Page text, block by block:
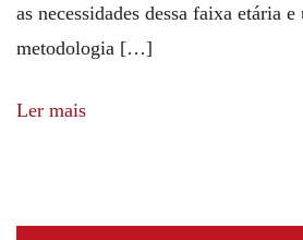
as necessidades dessa faixa etária e
metodologia […]
Ler mais